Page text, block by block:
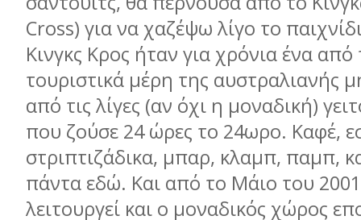
Cross) για να χαζέψω λίγο το
Κινγκς Κρος ήταν για χρόνια ένα από
τουριστικά μέρη της αυστραλιανής
από τις λίγες (αν όχι η μοναδική)
που ζούσε 24 ώρες το 24ωρο. Καφέ,
στριπτιζάδικα, μπαρ, κλαμπ, παμπ,
πάντα εδώ. Και από το Μάιο του
λειτουργεί και ο μοναδικός χώρος